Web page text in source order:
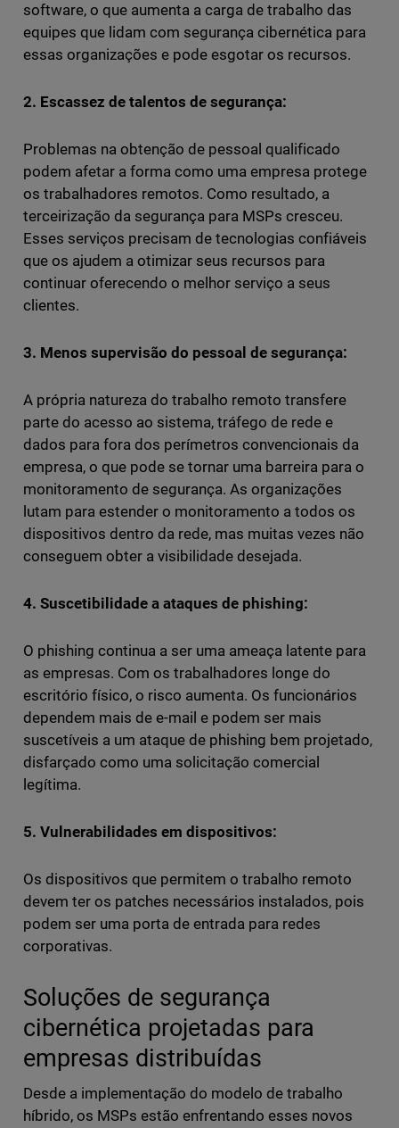
software, o que aumenta a carga de trabalho das
equipes que lidam com segurança cibernética para
essas organizações e pode esgotar os recursos.
2. Escassez de talentos de segurança:
Problemas na obtenção de pessoal qualificado
podem afetar a forma como uma empresa protege
os trabalhadores remotos. Como resultado, a
terceirização da segurança para MSPs cresceu.
Esses serviços precisam de tecnologias confiáveis
que os ajudem a otimizar seus recursos para
continuar oferecendo o melhor serviço a seus
clientes.
3. Menos supervisão do pessoal de segurança:
A própria natureza do trabalho remoto transfere
parte do acesso ao sistema, tráfego de rede e
dados para fora dos perímetros convencionais da
empresa, o que pode se tornar uma barreira para o
monitoramento de segurança. As organizações
lutam para estender o monitoramento a todos os
dispositivos dentro da rede, mas muitas vezes não
conseguem obter a visibilidade desejada.
4. Suscetibilidade a ataques de phishing:
O phishing continua a ser uma ameaça latente para
as empresas. Com os trabalhadores longe do
escritório físico, o risco aumenta. Os funcionários
dependem mais de e-mail e podem ser mais
suscetíveis a um ataque de phishing bem projetado,
disfarçado como uma solicitação comercial
legítima.
5. Vulnerabilidades em dispositivos:
Os dispositivos que permitem o trabalho remoto
devem ter os patches necessários instalados, pois
podem ser uma porta de entrada para redes
corporativas.
Soluções de segurança
cibernética projetadas para
empresas distribuídas
Desde a implementação do modelo de trabalho
híbrido, os MSPs estão enfrentando esses novos